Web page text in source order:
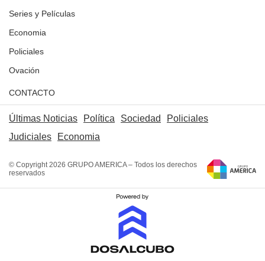
Series y Películas
Economia
Policiales
Ovación
CONTACTO
Últimas Noticias Política Sociedad
Policiales
Judiciales
Economia
© Copyright 2026 GRUPO AMERICA – Todos los derechos
reservados